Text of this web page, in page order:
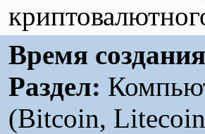
Время
Раздел:
(Bitcoin,